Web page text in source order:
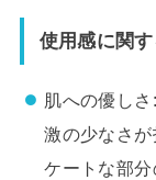
使用感に関
肌への優し
激の少なさ
ケートな部